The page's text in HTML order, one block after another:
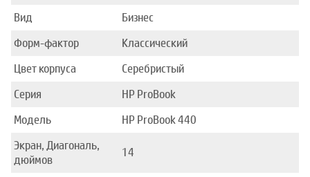
Вид
Бизнес
Форм-фактор
Классический
Цвет корпуса
Серебристый
Серия
HP ProBook
Модель
HP ProBook 440
Экран, Диагональ,
дюймов
14